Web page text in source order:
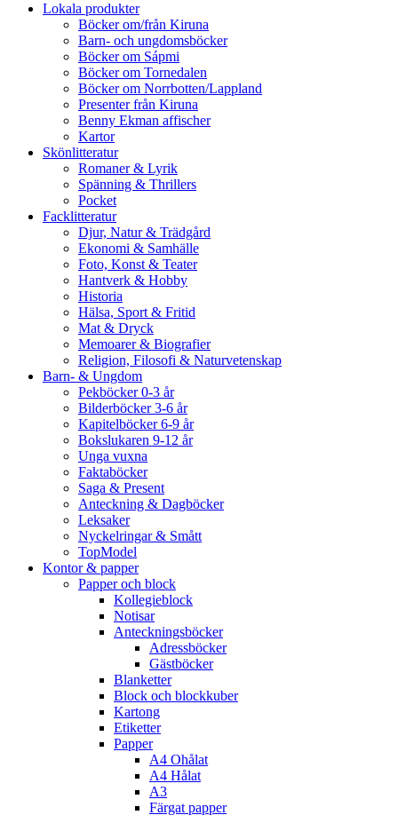
Lokala produkter
Böcker om/från Kiruna
Barn- och ungdomsböcker
Böcker om Sápmi
Böcker om Tornedalen
Böcker om Norrbotten/Lappland
Presenter från Kiruna
Benny Ekman affischer
Kartor
Skönlitteratur
Romaner & Lyrik
Spänning & Thrillers
Pocket
Facklitteratur
Djur, Natur & Trädgård
Ekonomi & Samhälle
Foto, Konst & Teater
Hantverk & Hobby
Historia
Hälsa, Sport & Fritid
Mat & Dryck
Memoarer & Biografier
Religion, Filosofi & Naturvetenskap
Barn- & Ungdom
Pekböcker 0-3 år
Bilderböcker 3-6 år
Kapitelböcker 6-9 år
Bokslukaren 9-12 år
Unga vuxna
Faktaböcker
Saga & Present
Anteckning & Dagböcker
Leksaker
Nyckelringar & Smått
TopModel
Kontor & papper
Papper och block
Kollegieblock
Notisar
Anteckningsböcker
Adressböcker
Gästböcker
Blanketter
Block och blockkuber
Kartong
Etiketter
Papper
A4 Ohålat
A4 Hålat
A3
Färgat papper